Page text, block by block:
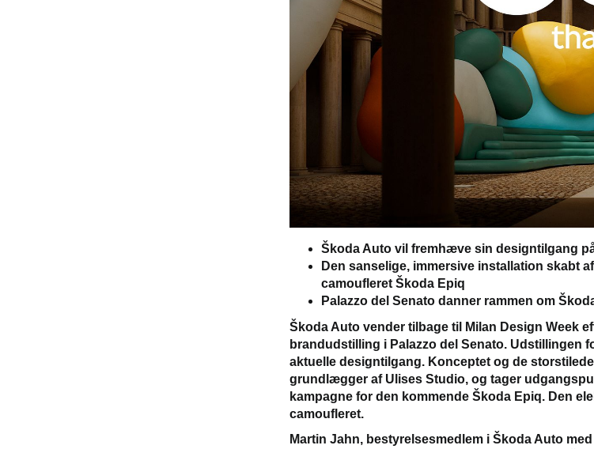
Škoda Auto vil fremhæve sin designtilgang
Den sanselige, immersive installation skabt
camoufleret Škoda Epiq
Palazzo del Senato danner rammen om
Škoda Auto vender tilbage til Milan Design Week
brandudstilling i Palazzo del Senato. Udstillingen
aktuelle designtilgang. Konceptet og de
grundlægger af Ulises Studio, og tager
kampagne for den kommende Škoda Epiq. Den
camoufleret.
Martin Jahn, bestyrelsesmedlem i Škoda Auto